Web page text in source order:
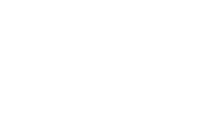
media es de 0 estrellas de